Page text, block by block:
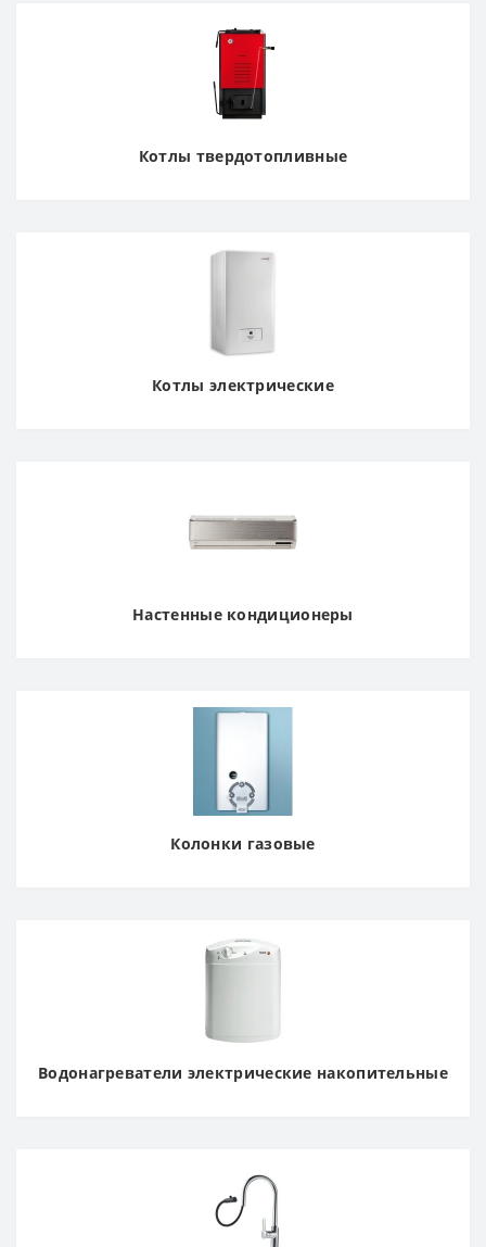
Котлы твердотопливные
Котлы электрические
Настенные кондиционеры
Колонки газовые
Водонагреватели электрические накопительные